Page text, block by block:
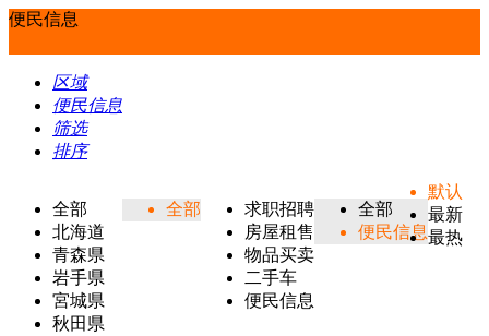
便民信息
区域
便民信息
筛选
排序
全部
北海道
青森県
岩手県
宮城県
秋田県
全部
求职招聘
房屋租售
物品买卖
二手车
便民信息
全部
便民信息
默认
最新
最热